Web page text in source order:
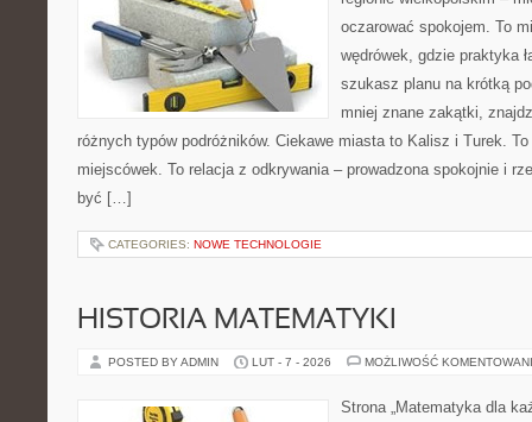
oczarować spokojem. To
wędrówek, gdzie praktyka
szukasz planu na krótką
mniej znane zakątki,
różnych typów podróżników. Ciekawe miasta to Kalisz i Turek.
miejscówek. To relacja z odkrywania – prowadzona spokojnie i
być […]
CATEGORIES: NOWE TECHNOLOGIE
HISTORIA MATEMATYKI
POSTED BY ADMIN LUT - 7 - 2026 MOŻLIWOŚĆ
Strona „Matematyka dla